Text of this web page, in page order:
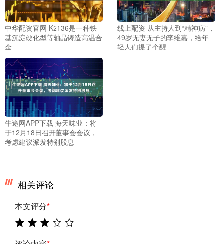
中华配资官网 K2136是一种铁
基沉淀硬化型等轴晶铸造高温合
金
线上配资 从主持人到“精神病”，
49岁无妻无子的李维嘉，给年
轻人们提了个醒
牛途网APP下载 海天味业：将
于12月18日召开董事会会议，
考虑建议派发特别股息
相关评论
本文评分*